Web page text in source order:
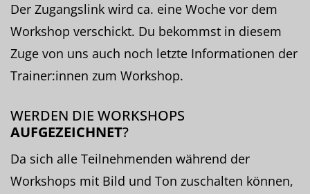
Der Zugangslink wird ca. eine Woche vor dem
Workshop verschickt. Du bekommst in diesem
Zuge von uns auch noch letzte Informationen der
Trainer:innen zum Workshop.
WERDEN DIE WORKSHOPS
AUFGEZEICHNET?
Da sich alle Teilnehmenden während der
Workshops mit Bild und Ton zuschalten können,